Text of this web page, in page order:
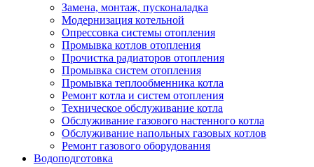
Замена, монтаж, пусконаладка
Модернизация котельной
Опрессовка системы отопления
Промывка котлов отопления
Прочистка радиаторов отопления
Промывка систем отопления
Промывка теплообменника котла
Ремонт котла и систем отопления
Техническое обслуживание котла
Обслуживание газового настенного котла
Обслуживание напольных газовых котлов
Ремонт газового оборудования
Водоподготовка